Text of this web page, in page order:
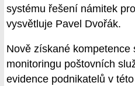
systému řešení námitek
vysvětluje Pavel Dvořák.
Nově získané
monitoringu poštovních
evidence podnikatelů v